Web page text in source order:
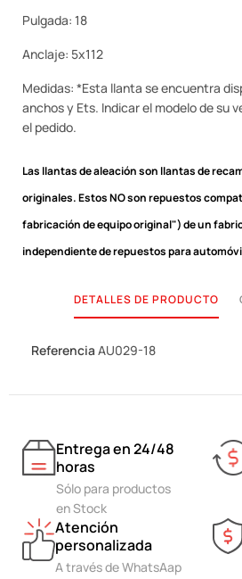
Pulgada: 18
Anclaje: 5x112
Medidas: *Esta llanta se encuentra
anchos y Ets. Indicar el modelo de su
el pedido.
Las llantas de aleación son llantas de
originales.Estos NO son repuestos
fabricación de equipo original") de un
independiente de repuestos para
DETALLES DE PRODUCTO
ReferenciaAU029-18
Entrega en 24/48
horas
Sólo para productos
en Stock
Atención
personalizada
A través de WhatsAap